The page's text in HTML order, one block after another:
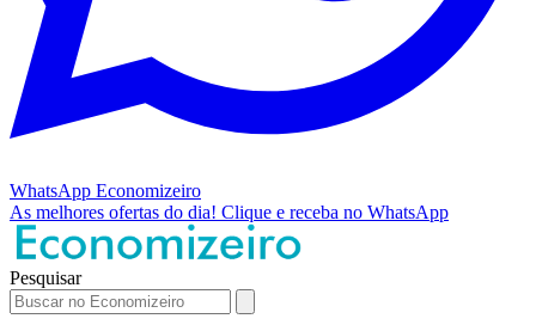
WhatsApp Economizeiro
As melhores ofertas do dia! Clique e receba no WhatsApp
Pesquisar